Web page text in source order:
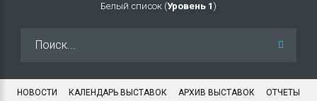
Белый список (Уровень 1 )
НОВОСТИ КАЛЕНДАРЬ ВЫСТАВОК АРХИВ ВЫСТАВОК ОТЧЕТЫ